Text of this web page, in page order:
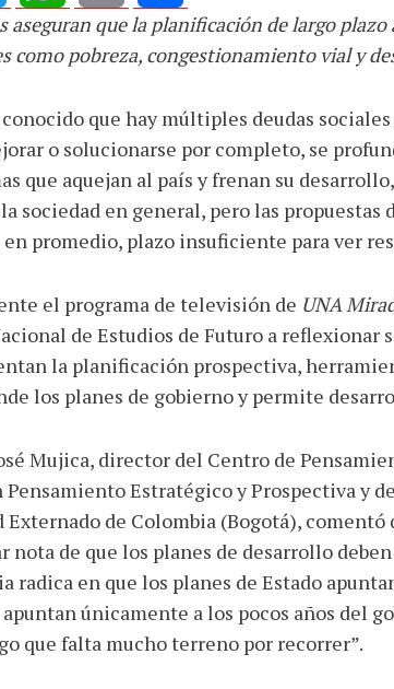
WhatsApp
Email Share
aseguran que la planificación de largo
como pobreza, congestionamiento vial y
que hay múltiples deudas
o solucionarse por completo, se
que aquejan al país y frenan su
sociedad en general, pero las propuestas
en promedio, plazo insuficiente para ver
el programa de televisión de UNA
de Estudios de Futuro a reflexionar
la planificación prospectiva,
los planes de gobierno y permite
Mujica, director del Centro de
Pensamiento Estratégico y Prospectiva y
Externado de Colombia (Bogotá),
nota de que los planes de desarrollo
radica en que los planes de Estado
únicamente a los pocos años del
que falta mucho terreno por recorrer”.
AGOSTO 05, 2026
defender la democracia